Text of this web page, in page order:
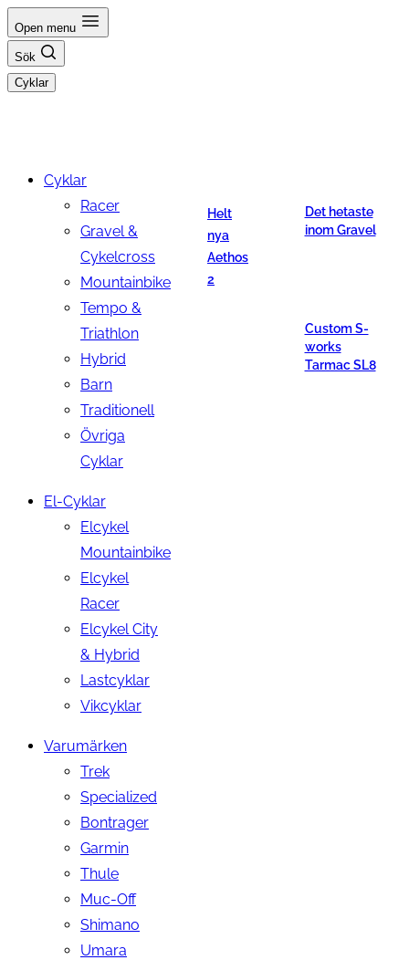
Hoppa
till
innehåll
Open menu
Sök
Cyklar
Cyklar
Racer
Gravel &
Cykelcross
Mountainbike
Tempo &
Triathlon
Hybrid
Barn
Traditionell
Övriga
Cyklar
El-Cyklar
Elcykel
Mountainbike
Elcykel
Racer
Elcykel City
& Hybrid
Lastcyklar
Vikcyklar
Varumärken
Trek
Specialized
Bontrager
Garmin
Thule
Muc-Off
Shimano
Umara
Helt
nya
Aethos
2
Det hetaste
inom Gravel
Custom S-
works
Tarmac SL8